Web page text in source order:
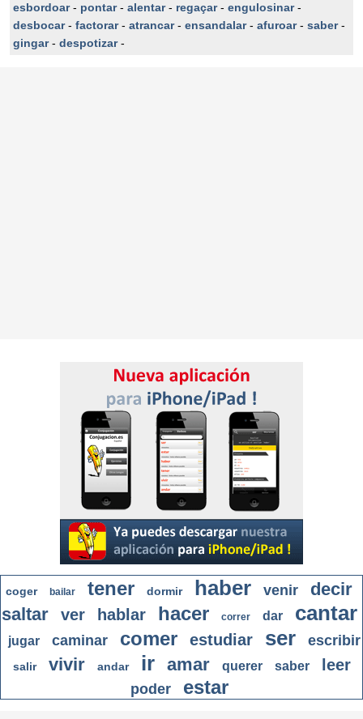
esbordoar- pontar- alentar- regaçar- engulosinar-
desbocar- factorar- atrancar- ensandalar- afuroar- saber-
gingar- despotizar-
coger bailar tener dormir haber venir
decir
saltar
ver hablar hacer correr dar cantar
jugar caminar comer estudiar ser escribir
salir vivir andar ir amar querer saber leer
poder estar